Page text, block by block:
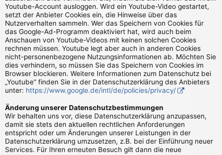
Youtube-Account ausloggen. Wird ein Youtube-Video gestartet,
setzt der Anbieter Cookies ein, die Hinweise über das
Nutzerverhalten sammeln. Wer das Speichern von Cookies für
das Google-Ad-Programm deaktiviert hat, wird auch beim
Anschauen von Youtube-Videos mit keinen solchen Cookies
rechnen müssen. Youtube legt aber auch in anderen Cookies
nicht-personenbezogene Nutzungsinformationen ab. Möchten Sie
dies verhindern, so müssen Sie das Speichern von Cookies im
Browser blockieren. Weitere Informationen zum Datenschutz bei
„Youtube“ finden Sie in der Datenschutzerklärung des Anbieters
unter: https://www.google.de/intl/de/policies/privacy/
Änderung unserer Datenschutzbestimmungen
Wir behalten uns vor, diese Datenschutzerklärung anzupassen,
damit sie stets den aktuellen rechtlichen Anforderungen
entspricht oder um Änderungen unserer Leistungen in der
Datenschutzerklärung umzusetzen, z.B. bei der Einführung neuer
Services. Für Ihren erneuten Besuch gilt dann die neue